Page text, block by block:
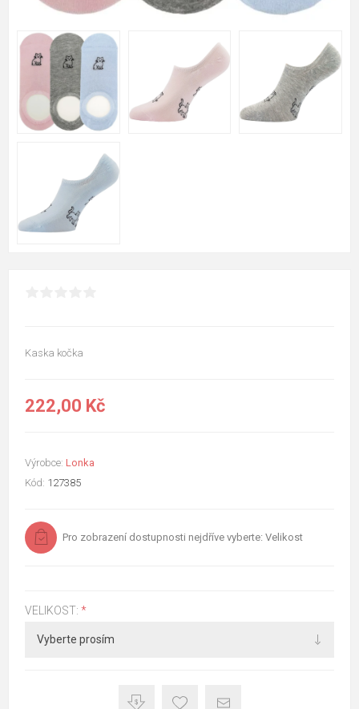
Kaska kočka
222,00 Kč
Výrobce: Lonka
Kód: 127385
Pro zobrazení dostupnosti nejdříve vyberte: Velikost
VELIKOST: *